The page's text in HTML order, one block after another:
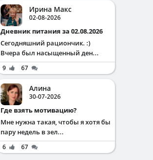
Ирина Макс
02-08-2026
Дневник питания за 02.08.2026
Сегодняшний рациончик. :)
Вчера был насыщенный ден...
9 67
Алина
30-07-2026
Где взять мотивацию?
Мне нужна такая, чтобы я хотя бы
пару недель в зел...
6 67